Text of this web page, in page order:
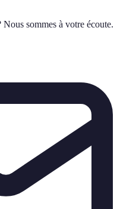
sommes à votre écoute.